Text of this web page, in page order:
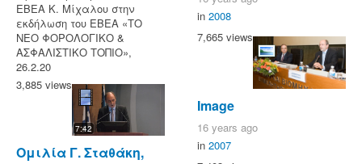
ΕΒΕΑ Κ. Μίχαλου στην
εκδήλωση του ΕΒΕΑ «ΤΟ
ΝΕΟ ΦΟΡΟΛΟΓΙΚΟ &
ΑΣΦΑΛΙΣΤΙΚΟ ΤΟΠΙΟ»,
26.2.20
3,885 views
7:42
Ομιλία Γ. Σταθάκη,
in 2008
7,665 views
Image
16 years ago
in 2007